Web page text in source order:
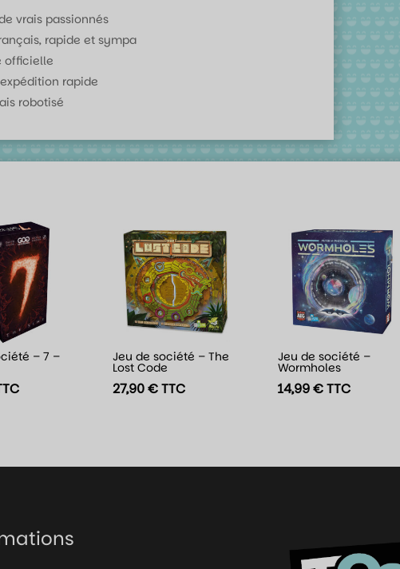
vrais passionnés
rapide et sympa
officielle
rapide
robotisé
– 7 – Jeu de société – The
Lost Code
27,90€TTC
Jeu de société –
Wormholes
14,99€TTC